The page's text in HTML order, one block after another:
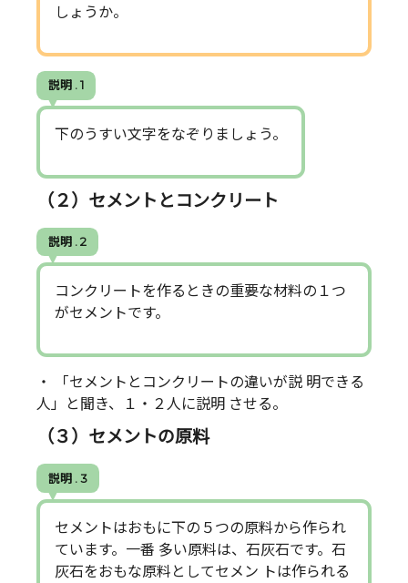
しょうか。
説明 . 1
下のうすい文字をなぞりましょう。
（２）セメントとコンクリート
説明 . 2
コンクリートを作るときの重要な材料の１つ
がセメントです。
・ 「セメントとコンクリートの違いが説 明できる
人」と聞き、１・２人に説明 させる。
（３）セメントの原料
説明 . 3
セメントはおもに下の５つの原料から作られ
ています。一番 多い原料は、石灰石です。石
灰石をおもな原料としてセメン トは作られる